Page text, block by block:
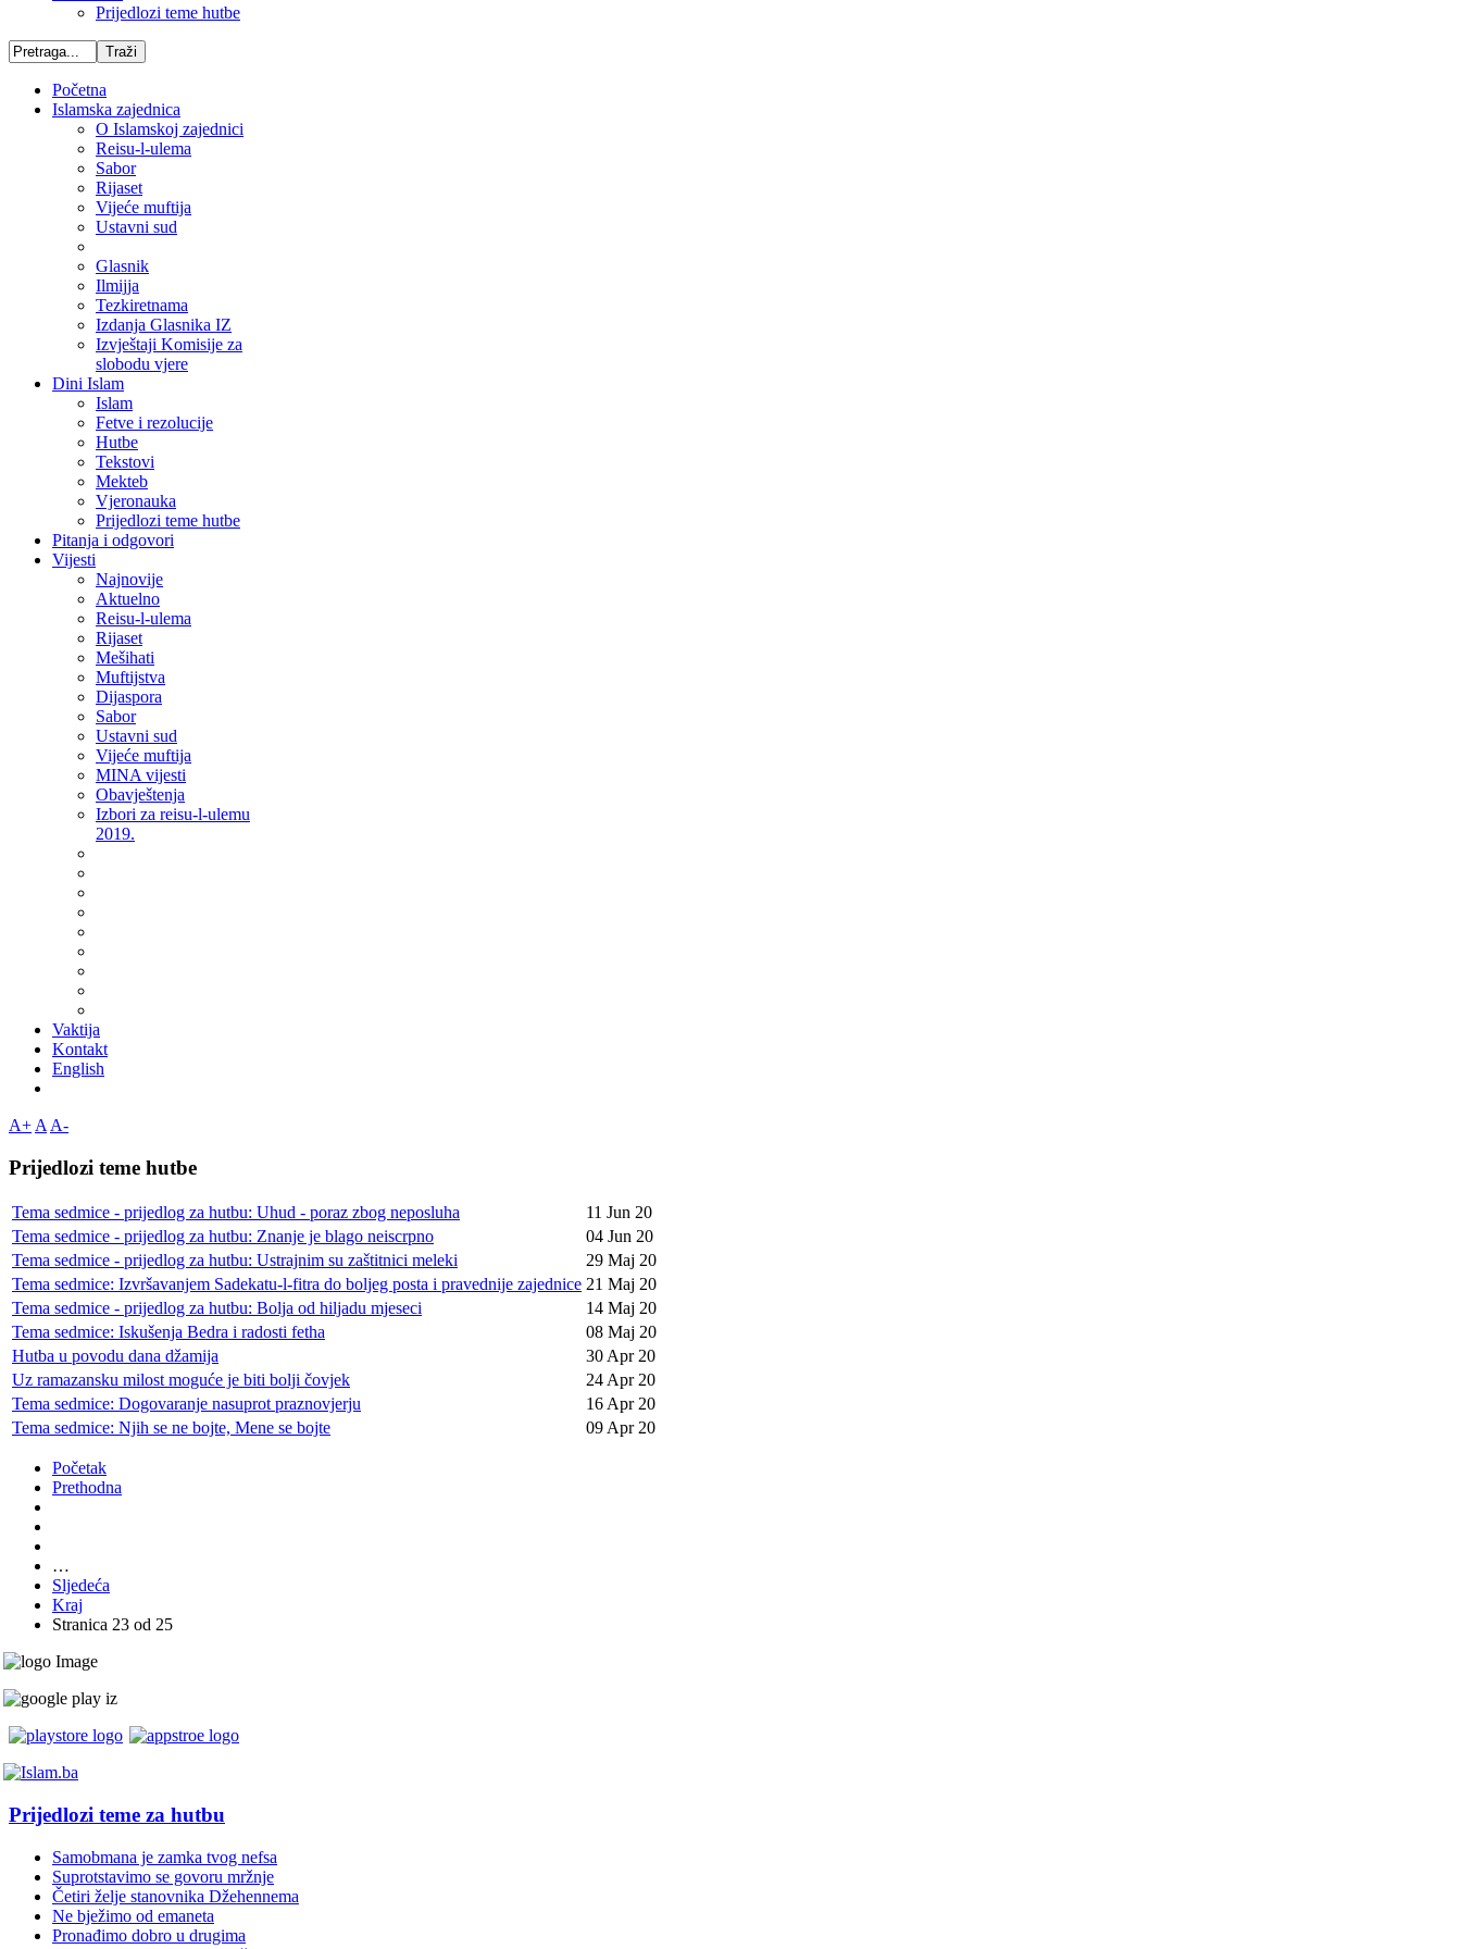
Prijedlozi teme hutbe
Početna
Islamska zajednica
O Islamskoj zajednici
Reisu-l-ulema
Sabor
Rijaset
Vijeće muftija
Ustavni sud
Glasnik
Ilmijja
Tezkiretnama
Izdanja Glasnika IZ
Izvještaji Komisije za
slobodu vjere
Dini Islam
Islam
Fetve i rezolucije
Hutbe
Tekstovi
Mekteb
Vjeronauka
Prijedlozi teme hutbe
Pitanja i odgovori
Vijesti
Najnovije
Aktuelno
Reisu-l-ulema
Rijaset
Mešihati
Muftijstva
Dijaspora
Sabor
Ustavni sud
Vijeće muftija
MINA vijesti
Obavještenja
Izbori za reisu-l-ulemu
2019.
Vaktija
Kontakt
English
A+ A A-
Prijedlozi teme hutbe
Tema sedmice - prijedlog za hutbu: Uhud - poraz zbog neposluha
11 Jun 20
Tema sedmice - prijedlog za hutbu: Znanje je blago neiscrpno
04 Jun 20
Tema sedmice - prijedlog za hutbu: Ustrajnim su zaštitnici meleki
29 Maj 20
Tema sedmice: Izvršavanjem Sadekatu-l-fitra do boljeg posta i pravednije zajednice 21 Maj 20
Tema sedmice - prijedlog za hutbu: Bolja od hiljadu mjeseci
14 Maj 20
Tema sedmice: Iskušenja Bedra i radosti fetha
08 Maj 20
Hutba u povodu dana džamija
30 Apr 20
Uz ramazansku milost moguće je biti bolji čovjek
24 Apr 20
Tema sedmice: Dogovaranje nasuprot praznovjerju
16 Apr 20
Tema sedmice: Njih se ne bojte, Mene se bojte
09 Apr 20
Početak
Prethodna
…
Sljedeća
Kraj
Stranica 23 od 25
Prijedlozi teme za hutbu
Samobmana je zamka tvog nefsa
Suprotstavimo se govoru mržnje
Četiri želje stanovnika Džehennema
Ne bježimo od emaneta
Pronađimo dobro u drugima